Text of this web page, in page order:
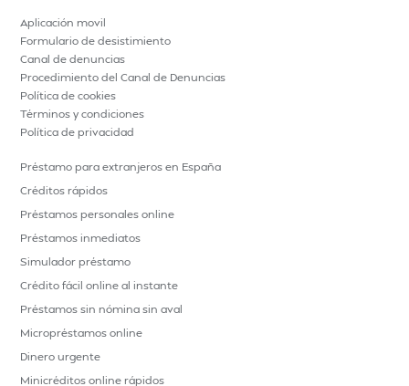
Aplicación movil
Formulario de desistimiento
Canal de denuncias
Procedimiento del Canal de Denuncias
Política de cookies
Términos y condiciones
Política de privacidad
Préstamo para extranjeros en España
Créditos rápidos
Préstamos personales online
Préstamos inmediatos
Simulador préstamo
Crédito fácil online al instante
Préstamos sin nómina sin aval
Micropréstamos online
Dinero urgente
Minicréditos online rápidos